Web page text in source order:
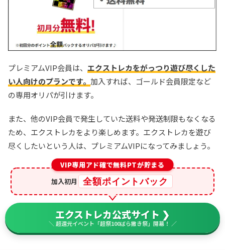
プレミアムVIP会員は、 エクストレカをがっつり遊び尽くした
い人向けのプランです。 加入すれば、ゴールド会員限定など
の専用オリパが引けます。
また、他のVIP会員で発生していた送料や発送制限もなくなる
ため、エクストレカをより楽しめます。エクストレカを遊び
尽くしたいという人は、プレミアムVIPになってみましょう。
VIP専用アド確で無料PTが貯まる
加入初月
全額ポイントバック
エクストレカ公式サイト ❯
＼ 超還元イベント「超祭100ばら撒き祭」開幕！ ／